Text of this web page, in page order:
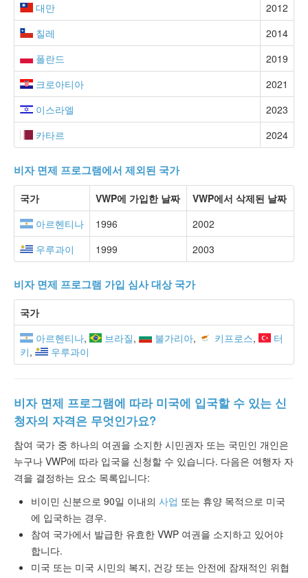
대만
2012
칠레
2014
폴란드
2019
크로아티아
2021
이스라엘
2023
카타르
2024
비자 면제 프로그램에서 제외된 국가
국가 VWP에 가입한 날짜
VWP에서 삭제된 날짜
아르헨티나
1996
2002
우루과이
1999 2003
비자 면제 프로그램 가입 심사 대상 국가
국가
아르헨티나, 브라질, 불가리아, 키프로스,
터
키, 우루과이
비자 면제 프로그램에 따라 미국에 입국할 수 있는 신
청자의 자격은 무엇인가요?
참여 국가 중 하나의 여권을 소지한 시민권자 또는 국민인 개인은
누구나 VWP에 따라 입국을 신청할 수 있습니다. 다음은 여행자 자
격을 결정하는 요소 목록입니다:
비이민 신분으로 90일 이내의 사업 또는 휴양 목적으로 미국
에 입국하는 경우.
참여 국가에서 발급한 유효한 VWP 여권을 소지하고 있어야
합니다.
미국 또는 미국 시민의 복지, 건강 또는 안전에 잠재적인 위협